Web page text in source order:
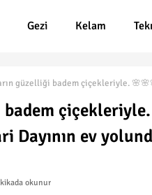
Gezi Kelam
güzelliği badem çiçekleriyle.
Dayının ev
okunur